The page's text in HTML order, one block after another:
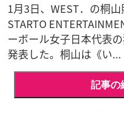
1月3日、WEST．の桐
STARTO
ーボール女子日本代表
発表した。桐山は《い...
記事の